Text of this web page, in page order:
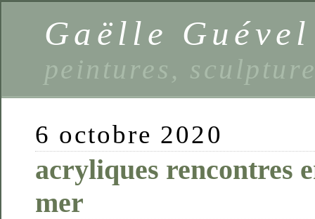
Gaëlle
peintures,
6 octobre 2020
acryliques rencontres
mer